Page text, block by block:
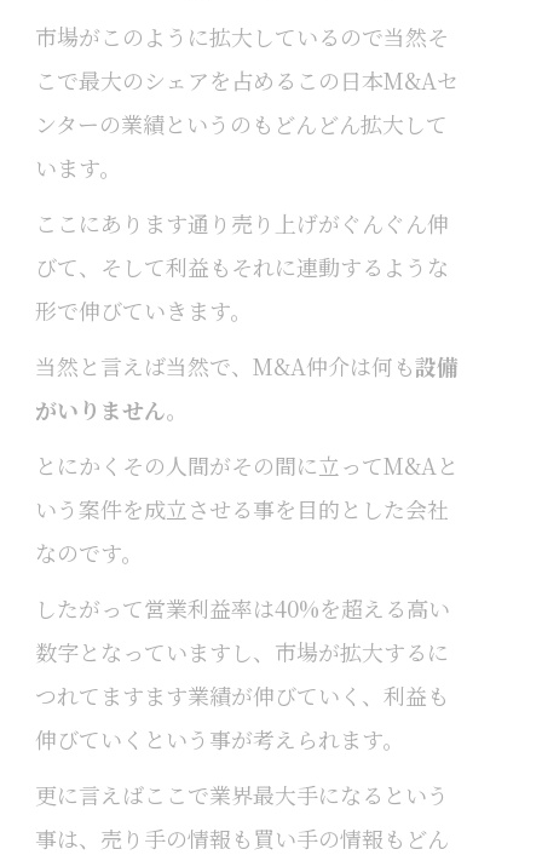
市場がこのように拡大しているので当然そ
こで最大のシェアを占めるこの日本M&Aセ
ンターの業績というのもどんどん拡大して
います。
ここにあります通り売り上げがぐんぐん伸
びて、そして利益もそれに連動するような
形で伸びていきます。
当然と言えば当然で、M&A仲介は何も設備
がいりません。
とにかくその人間がその間に立ってM&Aと
いう案件を成立させる事を目的とした会社
なのです。
したがって営業利益率は40%を超える高い
数字となっていますし、市場が拡大するに
つれてますます業績が伸びていく、利益も
伸びていくという事が考えられます。
更に言えばここで業界最大手になるという
事は、売り手の情報も買い手の情報もどん